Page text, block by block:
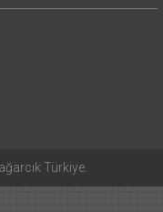
Türkiye.